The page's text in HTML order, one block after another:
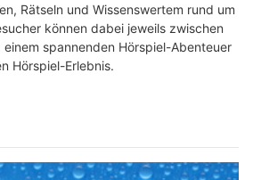
Rätseln und Wissenswertem rund um
können dabei jeweils zwischen
einem spannenden Hörspiel-Abenteuer
Hörspiel-Erlebnis.